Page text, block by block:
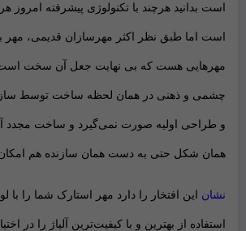
است بدانید هرچند با تکنولوژی پیشرفته امروز
است اما طبق نظر اکثر مهر‌سازان قدیمی، مهر
مهرهایی هست که بی نهایت جعل آن سخت است،
چشمی و ذهنی در همان لحظه ساخت توسط
و طراحی اولیه صورت نمی‌گیرد و ساخت مجدد
همان شکل حتی به دست همان سازنده هم امکان
نشان این افتخار را دارد مهر استارک شما را با
استفاده از بهترین و با کیفیت‌ترین آلیاژ را در